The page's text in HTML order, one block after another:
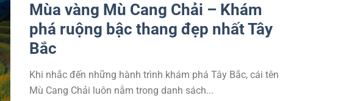
Mùa vàng Mù Cang Chải – Khám
phá ruộng bậc thang đẹp nhất Tây
Bắc
Khi nhắc đến những hành trình khám phá Tây Bắc, cái tên
Mù Cang Chải luôn nằm trong danh sách...